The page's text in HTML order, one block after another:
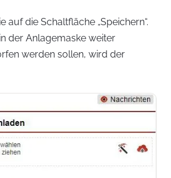
die Schaltfläche „Speichern“.
der Anlagemaske weiter
werden sollen, wird der